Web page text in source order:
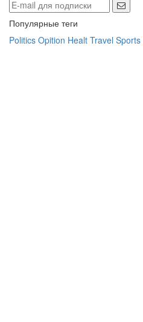
Популярные теги
Politics Opition Healt Travel Sports